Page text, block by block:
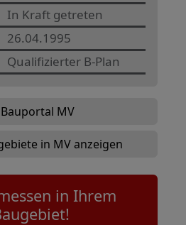
In Kraft getreten
26.04.1995
Qualifizierter B-Plan
Bauportal MV
in MV anzeigen
in Ihrem